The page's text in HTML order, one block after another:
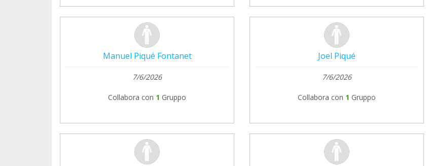
Manuel Piqué Fontanet
7/6/2026
Collabora con 1 Gruppo
Joel Piqué
7/6/2026
Collabora con 1 Gruppo